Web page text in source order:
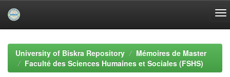
navigationUniversity of Biskra Repository
Mémoires de Master
Faculté des Sciences Humaines et Sociales (FSHS)